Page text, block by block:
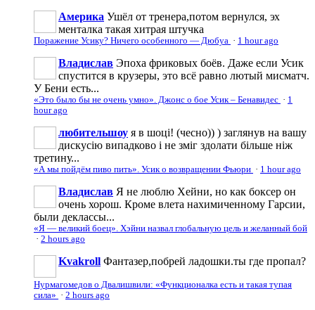
Америка Ушёл от тренера,потом вернулся, эх
менталка такая хитрая штучка
Поражение Усику? Ничего особенного — Дюбуа · 1 hour ago
Владислав Эпоха фриковых боёв. Даже если Усик
спустится в крузеры, это всё равно лютый мисматч.
У Бени есть...
«Это было бы не очень умно». Джонс о бое Усик – Бенавидес · 1
hour ago
любительшоу я в шоці! (чесно)) ) заглянув на вашу
дискусію випадково і не зміг здолати більше ніж
третину...
«А мы пойдём пиво пить». Усик о возвращении Фьюри · 1 hour ago
Владислав Я не люблю Хейни, но как боксер он
очень хорош. Кроме влета нахимиченному Гарсии,
были деклассы...
«Я — великий боец». Хэйни назвал глобальную цель и желанный бой
· 2 hours ago
Kvakroll Фантазер,побрей ладошки.ты где пропал?
Нурмагомедов о Двалишвили: «Функционалка есть и такая тупая
сила» · 2 hours ago